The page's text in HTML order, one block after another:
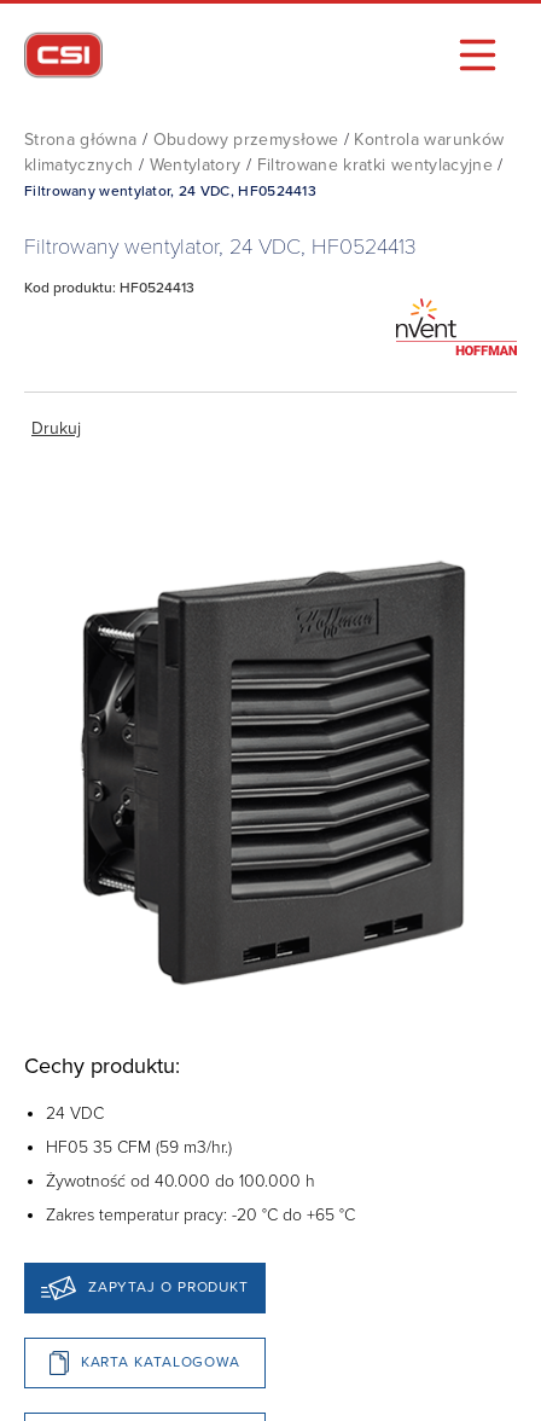
Strona główna / Obudowy przemysłowe / Kontrola warunków
klimatycznych / Wentylatory / Filtrowane kratki wentylacyjne /
Filtrowany wentylator, 24 VDC, HF0524413
Filtrowany wentylator, 24 VDC, HF0524413
Kod produktu: HF0524413
Drukuj
Cechy produktu:
24 VDC
HF05 35 CFM (59 m3/hr.)
Żywotność od 40.000 do 100.000 h
Zakres temperatur pracy: -20 °C do +65 °C
ZAPYTAJ O PRODUKT
KARTA KATALOGOWA